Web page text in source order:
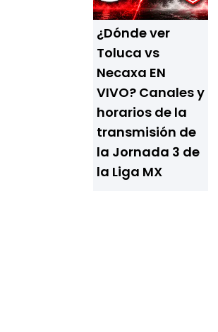
¿Dónde ver
Toluca vs
Necaxa EN
VIVO? Canales y
horarios de la
transmisión de
la Jornada 3 de
la Liga MX